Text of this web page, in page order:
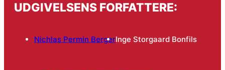
UDGIVELSENS FORFATTERE:
Nichlas Permin BergerInge Storgaard Bonfils